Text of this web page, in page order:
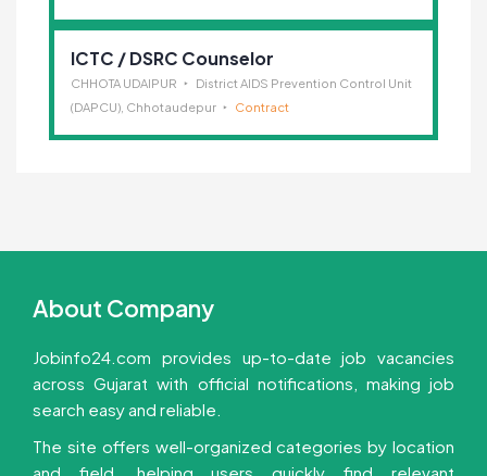
ICTC / DSRC Counselor
CHHOTA UDAIPUR
District AIDS Prevention Control Unit
(DAPCU), Chhotaudepur
Contract
About Company
Jobinfo24.com provides up-to-date job vacancies
across Gujarat with official notifications, making job
search easy and reliable.
The site offers well-organized categories by location